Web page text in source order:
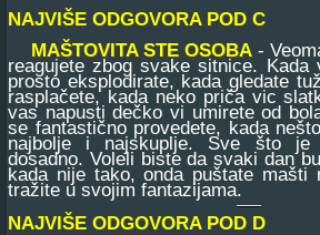
NAJVIŠE ODGOVORA POD C
MAŠTOVITA STE OSOBA -
reagujete zbog svake sitnice.
prosto eksplodirate, kada gledate
rasplačete, kada neko priča vic
vas napusti dečko vi umirete od
se fantastično provedete, kada
najbolje i najskuplje. Sve što je
dosadno. Voleli biste da svaki dan
kada nije tako, onda puštate mašti
tražite u svojim fantazijama.
NAJVIŠE ODGOVORA POD D